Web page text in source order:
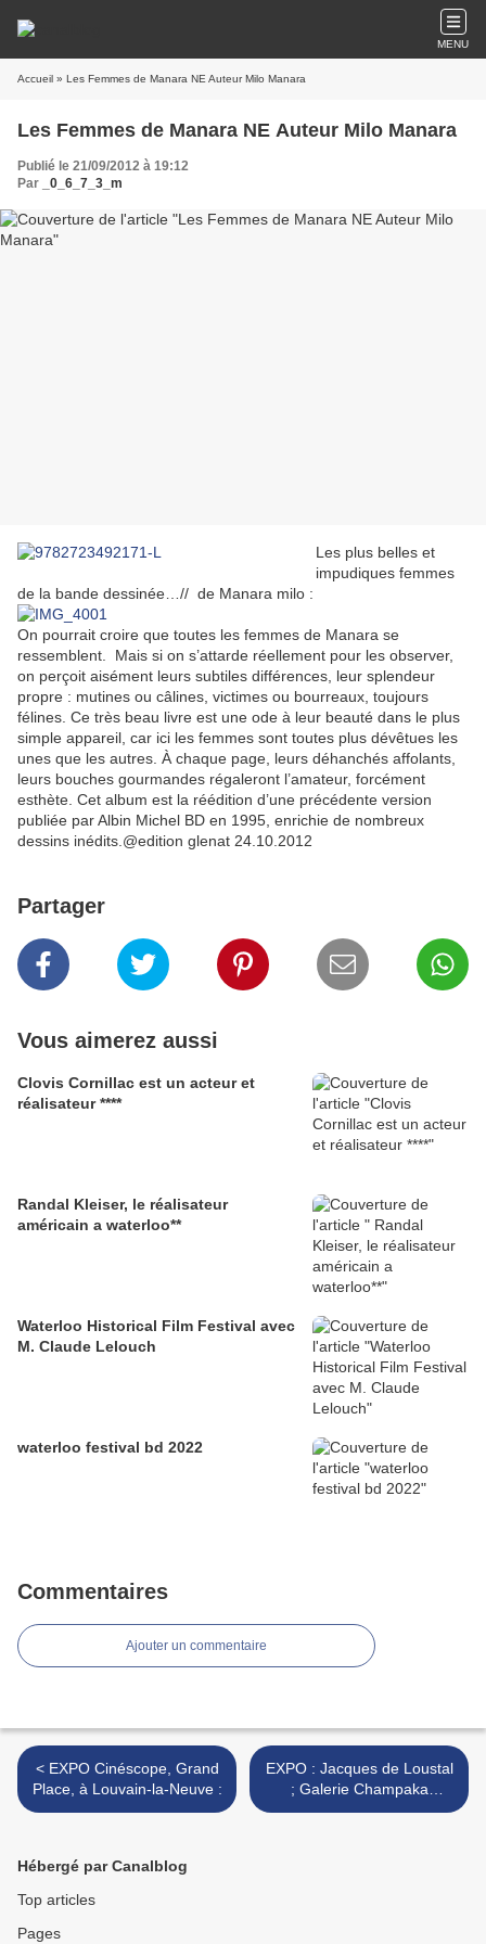
MENU
Accueil » Les Femmes de Manara NE Auteur Milo Manara
Les Femmes de Manara NE Auteur Milo Manara
Publié le 21/09/2012 à 19:12
Par
_0_6_7_3_m
Les plus belles et
impudiques femmes
de la bande dessinée…// de Manara milo :
On pourrait croire que toutes les femmes de Manara se
ressemblent. Mais si on s’attarde réellement pour les observer,
on perçoit aisément leurs subtiles différences, leur splendeur
propre : mutines ou câlines, victimes ou bourreaux, toujours
félines. Ce très beau livre est une ode à leur beauté dans le plus
simple appareil, car ici les femmes sont toutes plus dévêtues les
unes que les autres. À chaque page, leurs déhanchés affolants,
leurs bouches gourmandes régaleront l’amateur, forcément
esthète. Cet album est la réédition d’une précédente version
publiée par Albin Michel BD en 1995, enrichie de nombreux
dessins inédits.@edition glenat 24.10.2012
Partager
Vous aimerez aussi
Clovis Cornillac est un acteur et
réalisateur ****
Randal Kleiser, le réalisateur
américain a waterloo**
Waterloo Historical Film Festival avec
M. Claude Lelouch
waterloo festival bd 2022
Commentaires
Ajouter un commentaire
< EXPO Cinéscope, Grand
Place, à Louvain-la-Neuve :
EXPO : Jacques de Loustal
; Galerie Champaka
Bruxelles Belgique >
Hébergé par Canalblog
Top articles
Pages